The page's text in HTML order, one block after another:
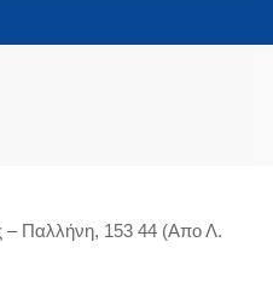
– Παλλήνη, 153 44 (Απο Λ.